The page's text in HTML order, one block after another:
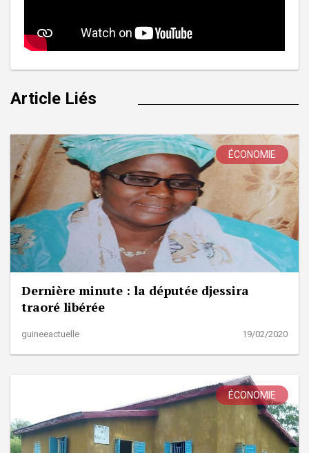
Article Liés
ÉCONOMIE
Dernière minute : la députée djessira
traoré libérée
guineeactuelle 19/02/2020
ÉCONOMIE